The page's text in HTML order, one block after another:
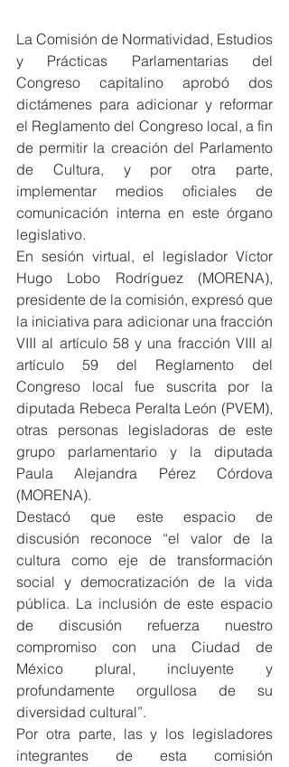
La Comisión de Normatividad, Estudios
y Prácticas Parlamentarias del
Congreso capitalino aprobó dos
dictámenes para adicionar y reformar
el Reglamento del Congreso local, a fin
de permitir la creación del Parlamento
de Cultura, y por otra parte,
implementar medios oficiales de
comunicación interna en este órgano
legislativo.
En sesión virtual, el legislador Víctor
Hugo Lobo Rodríguez (MORENA),
presidente de la comisión, expresó que
la iniciativa para adicionar una fracción
VIII al artículo 58 y una fracción VIII al
artículo 59 del Reglamento del
Congreso local fue suscrita por la
diputada Rebeca Peralta León (PVEM),
otras personas legisladoras de este
grupo parlamentario y la diputada
Paula Alejandra Pérez Córdova
(MORENA).
Destacó que este espacio de
discusión reconoce “el valor de la
cultura como eje de transformación
social y democratización de la vida
pública. La inclusión de este espacio
de discusión refuerza nuestro
compromiso con una Ciudad de
México plural, incluyente y
profundamente orgullosa de su
diversidad cultural”.
Por otra parte, las y los legisladores
integrantes de esta comisión